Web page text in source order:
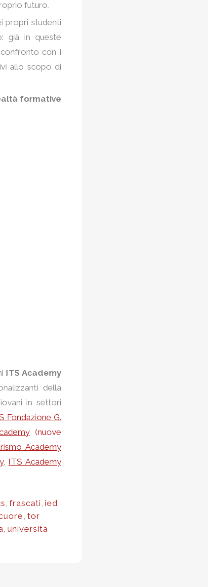
futuro.
propri studenti
già in queste
con i
allo scopo di
formative
ITS Academy
della
in settori
Fondazione G.
(nuove
Academy
, ITS Academy
, frascati , ied,
, tor
, università